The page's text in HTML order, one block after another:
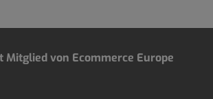
Mitglied von Ecommerce Europe